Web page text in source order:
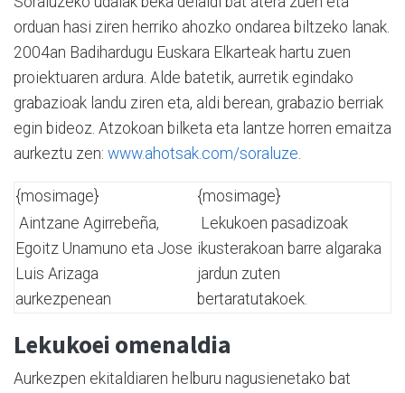
orduan hasi ziren herriko ahozko ondarea biltzeko lanak.
2004an Badihardugu Euskara Elkarteak hartu zuen
proiektuaren ardura. Alde batetik, aurretik egindako
grabazioak landu ziren eta, aldi berean, grabazio berriak
egin bideoz. Atzokoan bilketa eta lantze horren emaitza
aurkeztu zen: www.ahotsak.com/soraluze
{mosimage}
{mosimage}
Aintzane Agirrebeña,
Egoitz Unamuno eta Jose
Luis Arizaga
aurkezpenean
Lekukoen pasadizoak
ikusterakoan barre algaraka
jardun zuten
bertaratutakoek.
Lekukoei omenaldia
Aurkezpen ekitaldiaren helburu nagusienetako bat